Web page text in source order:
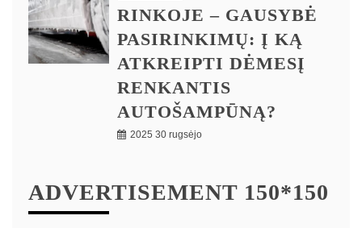
RINKOJE – GAUSYBĖ
PASIRINKIMŲ: Į KĄ
ATKREIPTI DĖMESĮ
RENKANTIS
AUTOŠAMPŪNĄ?
2025 30 rugsėjo
ADVERTISEMENT 150*150